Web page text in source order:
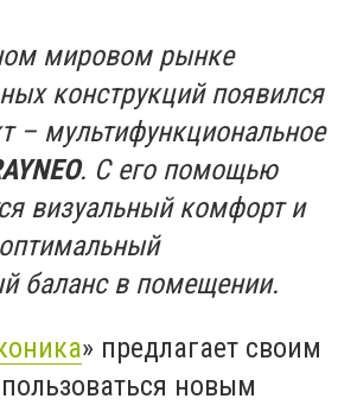
мировом рынке
конструкций появился
– мультифункциональное
NEO. С его помощью
визуальный комфорт и
баланс в помещении.
» предлагает своим
новым